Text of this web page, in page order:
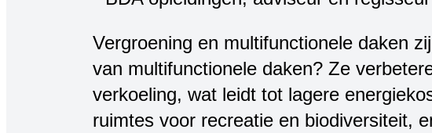
Vergroening en multifunctionele daken
van multifunctionele daken? Ze
verkoeling, wat leidt tot lagere
ruimtes voor recreatie en biodiversiteit,